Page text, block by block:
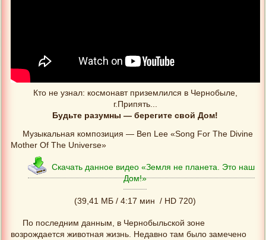
Кто не узнал: космонавт приземлился в Чернобыле,
г.Припять...
Будьте разумны — берегите свой Дом!
Музыкальная композиция — Ben Lee «Song For The Divine
Mother Of The Universe»
Скачать данное видео «Земля не планета. Это наш
Дом!»
(39,41 МБ / 4:17 мин / HD 720)
По последним данным, в Чернобыльской зоне
возрождается животная жизнь. Недавно там было замечено